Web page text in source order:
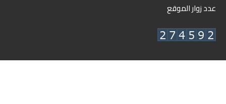
عدد زوار الموقع